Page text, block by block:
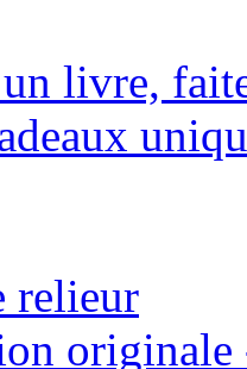
livre,
relieur